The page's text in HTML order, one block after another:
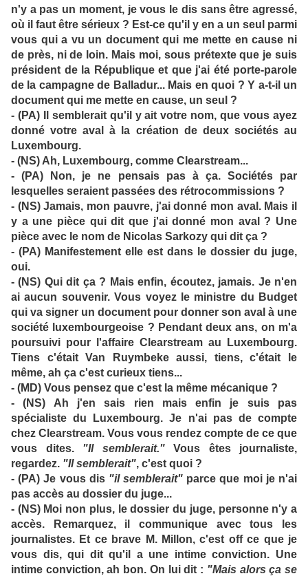
n'y a pas un moment, je vous le dis sans être agressé,
où il faut être sérieux ? Est-ce qu'il y en a un seul parmi
vous qui a vu un document qui me mette en cause ni
de près, ni de loin. Mais moi, sous prétexte que je suis
président de la République et que j'ai été porte-parole
de la campagne de Balladur... Mais en quoi ? Y a-t-il un
document qui me mette en cause, un seul ?
- (PA) Il semblerait qu'il y ait votre nom, que vous ayez
donné votre aval à la création de deux sociétés au
Luxembourg.
- (NS) Ah, Luxembourg, comme Clearstream...
- (PA) Non, je ne pensais pas à ça. Sociétés par
lesquelles seraient passées des rétrocommissions ?
- (NS) Jamais, mon pauvre, j'ai donné mon aval. Mais il
y a une pièce qui dit que j'ai donné mon aval ? Une
pièce avec le nom de Nicolas Sarkozy qui dit ça ?
- (PA) Manifestement elle est dans le dossier du juge,
oui.
- (NS) Qui dit ça ? Mais enfin, écoutez, jamais. Je n'en
ai aucun souvenir. Vous voyez le ministre du Budget
qui va signer un document pour donner son aval à une
société luxembourgeoise ? Pendant deux ans, on m'a
poursuivi pour l'affaire Clearstream au Luxembourg.
Tiens c'était Van Ruymbeke aussi, tiens, c'était le
même, ah ça c'est curieux tiens...
- (MD) Vous pensez que c'est la même mécanique ?
- (NS) Ah j'en sais rien mais enfin je suis pas
spécialiste du Luxembourg. Je n'ai pas de compte
chez Clearstream. Vous vous rendez compte de ce que
vous dites. "Il semblerait."Vous êtes journaliste,
regardez. "Il semblerait", c'est quoi ?
- (PA) Je vous dis "il semblerait" parce que moi je n'ai
pas accès au dossier du juge...
- (NS) Moi non plus, le dossier du juge, personne n'y a
accès. Remarquez, il communique avec tous les
journalistes. Et ce brave M. Millon, c'est off ce que je
vous dis, qui dit qu'il a une intime conviction. Une
intime conviction, ah bon. On lui dit : "Mais alors ça se